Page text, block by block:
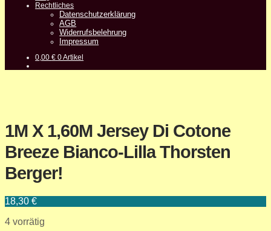
Rechtliches
Datenschutzerklärung
AGB
Widerrufsbelehrung
Impressum
0,00€ 0 Artikel
1M X 1,60M Jersey Di Cotone
Breeze Bianco-Lilla Thorsten
Berger!
18,30 €
4 vorrätig